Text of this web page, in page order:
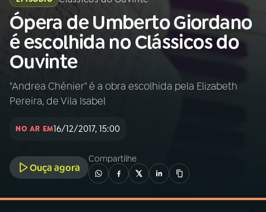
Buscar
na
Rádio
MEC
Buscar
Início AO VIVO
INÍCIO
A RÁDIO
03PROGRAMAÇÃO
Ópera de Umberto Giordano
é escolhida no Clássicos do
Ouvinte
"Andrea Chénier" é a obra escolhida pela Elizabeth
Pereira, de Vila Isabel
NO AR EM16/12/2017, 15:00
Ouça agora
Compartilhe